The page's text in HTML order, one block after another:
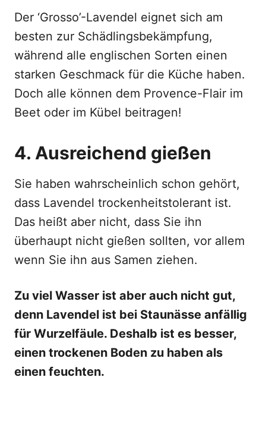
Der ‘Grosso’-Lavendel eignet sich am
besten zur Schädlingsbekämpfung,
während alle englischen Sorten einen
starken Geschmack für die Küche haben.
Doch alle können dem Provence-Flair im
Beet oder im Kübel beitragen!
4. Ausreichend gießen
Sie haben wahrscheinlich schon gehört,
dass Lavendel trockenheitstolerant ist.
Das heißt aber nicht, dass Sie ihn
überhaupt nicht gießen sollten, vor allem
wenn Sie ihn aus Samen ziehen.
Zu viel Wasser ist aber auch nicht gut,
denn Lavendel ist bei Staunässe anfällig
für Wurzelfäule. Deshalb ist es besser,
einen trockenen Boden zu haben als
einen feuchten.